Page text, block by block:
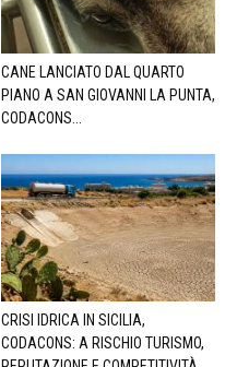
CANE LANCIATO DAL QUARTO
PIANO A SAN GIOVANNI LA PUNTA,
CODACONS...
CRISI IDRICA IN SICILIA,
CODACONS: A RISCHIO TURISMO,